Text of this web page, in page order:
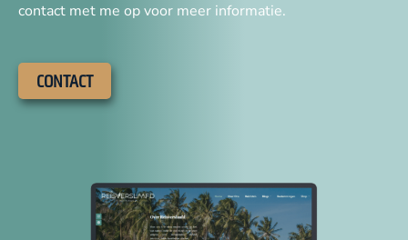
contact met me op voor meer informatie.
CONTACT